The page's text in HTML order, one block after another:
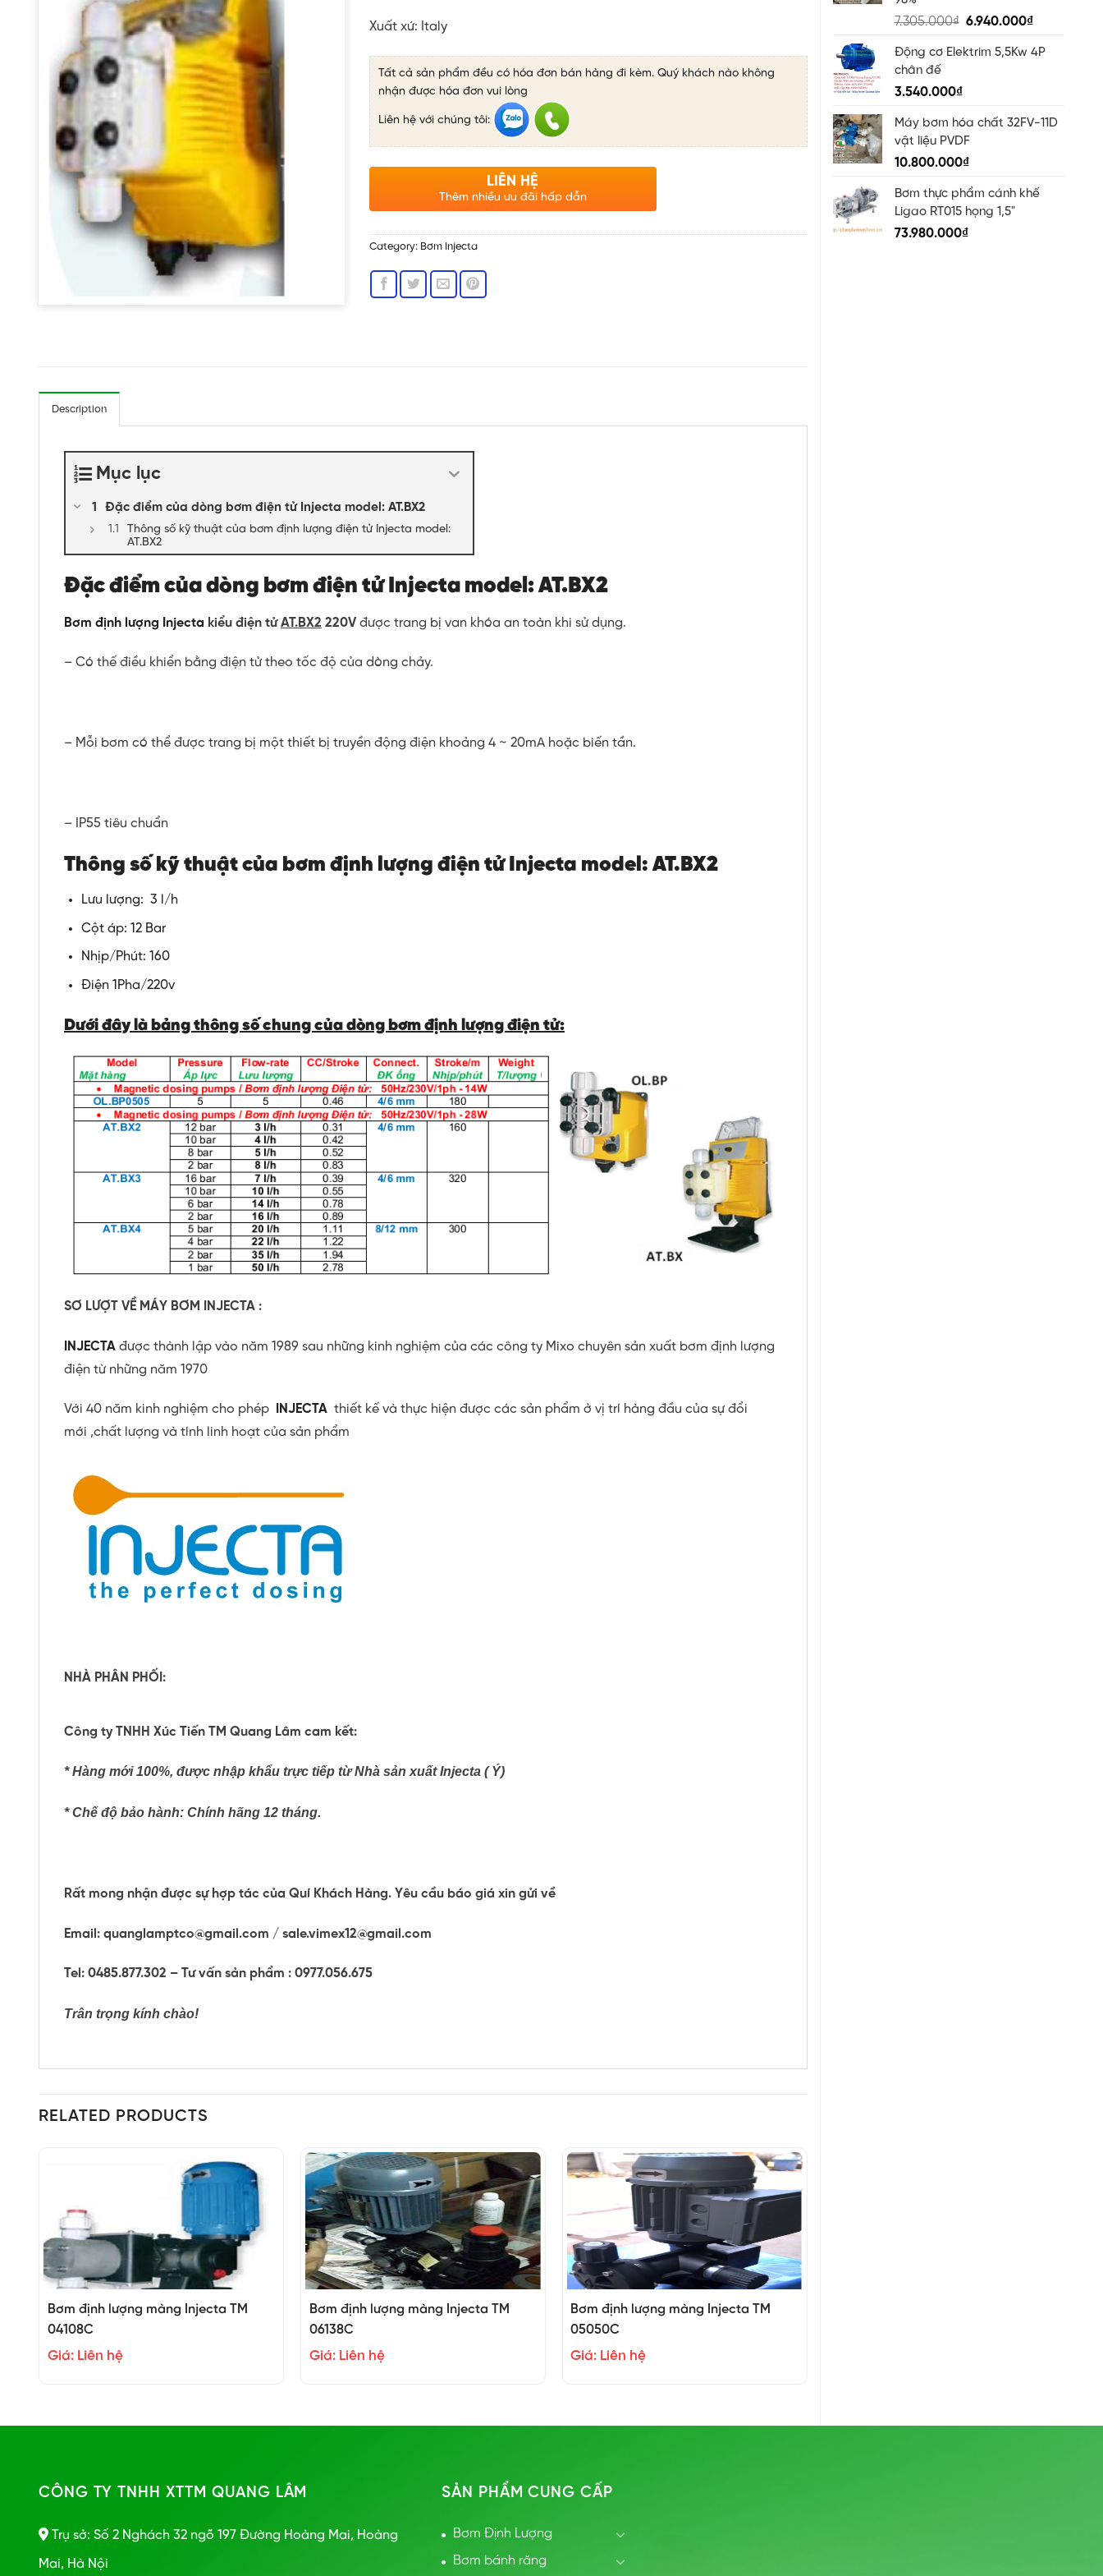
7.305.000₫ Original
was:
6.940.000₫Current
is:
Động cơ Elektrim 5,5Kw 4P
chân đế
3.540.000₫
Máy bơm hóa chất 32FV-11D
vật liệu PVDF
10.800.000₫
Bơm thực phẩm cánh khế
Ligao RT015 họng 1,5"
73.980.000₫
Xuất xứ: Italy
Tất cả sản phẩm đều có hóa đơn bán hàng đi kèm. Quý khách nào không
nhận được hóa đơn vui lòng
Liên hệ với chúng tôi:
LIÊN HỆ
Thêm nhiều ưu đãi hấp dẫn
Category: Bơm Injecta
Description
Mục lục
Đặc điểm của dòng bơm điện tử Injecta model: AT.BX2
Thông số kỹ thuật của bơm định lượng điện tử Injecta model:
AT.BX2
Đặc điểm của dòng bơm điện tử Injecta model: AT.BX2
Bơm định lượng Injecta kiểu điện tửAT.BX2 220V được trang bị van khóa an toàn khi sử dụng.
– Có thế điều khiển bằng điện tử theo tốc độ của dòng chảy.
– Mỗi bơm có thể được trang bị một thiết bị truyền động điện khoảng 4 ~ 20mA hoặc biến tần.
– IP55 tiêu chuẩn
Thông số kỹ thuật của bơm định lượng điện tửInjecta model: AT.BX2
Lưu lượng: 3 l/h
Cột áp: 12 Bar
Nhịp/Phút: 160
Điện 1Pha/220v
Dưới đây là bảng thông số chung của dòng bơm định lượng điện tử:
SƠ LƯỢT VỀ MÁY BƠM INJECTA :
INJECTA được thành lập vào năm 1989 sau những kinh nghiệm của các công ty Mixo chuyên sản xuất bơm định lượng
điện từ những năm 1970
Với 40 năm kinh nghiệm cho phép INJECTA thiết kế và thực hiện được các sản phẩm ở vị trí hàng đầu của sự đổi
mới ,chất lượng và tính linh hoạt của sản phẩm
NHÀ PHÂN PHỐI:
Công ty TNHH Xúc Tiến TM Quang Lâm cam kết:
* Hàng mới 100%, được nhập khẩu trực tiếp từ Nhà sản xuất Injecta ( Ý)
* Chế độ bảo hành: Chính hãng 12 tháng.
Rất mong nhận được sự hợp tác của Quí Khách Hàng. Yêu cầu báo giá xin gửi về
Email: quanglamptco@gmail.com / sale.vimex12@gmail.com
Tel: 0485.877.302 – Tư vấn sản phẩm : 0977.056.675
Trân trọng kính chào!
RELATED PRODUCTS
Bơm định lượng màng Injecta TM
04108C
Giá: Liên hệ
Bơm định lượng màng Injecta TM
06138C
Giá: Liên hệ
Bơm định lượng màng Injecta TM
05050C
Giá: Liên hệ
CÔNG TY TNHH XTTM QUANG LÂM
Trụ sở: Số 2 Nghách 32 ngõ 197 Đường Hoàng Mai, Hoàng
Mai, Hà Nội
SẢN PHẨM CUNG CẤP
Bơm Định Lượng
Bơm bánh răng